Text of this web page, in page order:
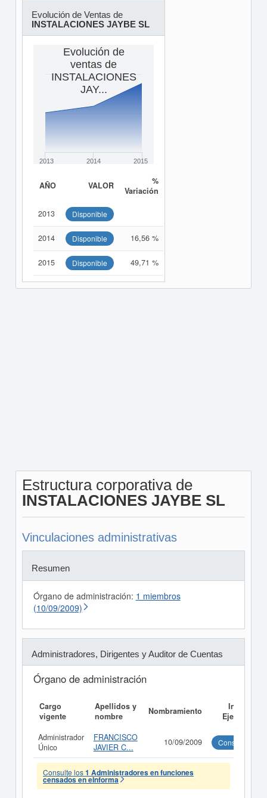
Evolución de Ventas de
INSTALACIONES JAYBE SL
Evolución de
ventas de
INSTALACIONES
JAY...
2013 2014 2015
AÑO VALOR
%
Variación
2013 Disponible
2014 Disponible 16,56 %
2015 Disponible 49,71 %
Estructura corporativa de
INSTALACIONES JAYBE SL
Vinculaciones administrativas
Resumen
Órgano de administración: 1 miembros
(10/09/2009)
Administradores, Dirigentes y Auditor de Cuentas
Órgano de administración
Cargo
vigente
Apellidos y
nombre
Nombramiento
Informe
Ejecutivo
Administrador
Único
FRANCISCO
JAVIER C...
10/09/2009 Consultar
Consulte los1 Administradores en funciones
censados en eInforma